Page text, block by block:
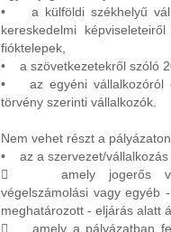
• a külföldi székhelyű
kereskedelmi
fióktelepek,
• a szövetkezetekről szóló
• az egyéni vállalkozóról
törvény szerinti vállalkozók.
Nem vehet részt a
• az a szervezet/vállalkozás
 amely jogerős
végelszámolási vagy egyéb
meghatározott - eljárás alatt
 amely a pályázatban